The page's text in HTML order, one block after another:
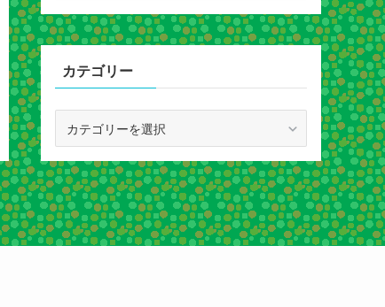
カ
イ
ブ
カテゴリー
ゴ
リ
ー